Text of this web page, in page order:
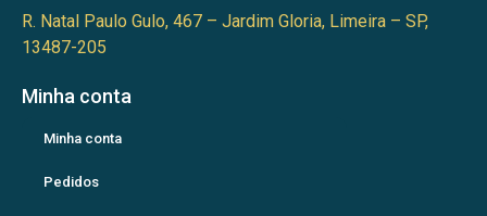
R. Natal Paulo Gulo, 467 – Jardim Gloria, Limeira – SP,
13487-205
Minha conta
Minha conta
Pedidos